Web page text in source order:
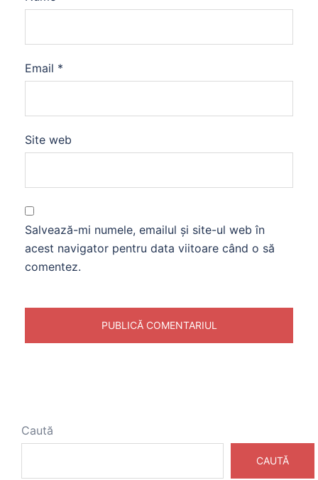
Email *
Site web
Salvează-mi numele, emailul și site-ul web în
acest navigator pentru data viitoare când o să
comentez.
Caută
CAUTĂ